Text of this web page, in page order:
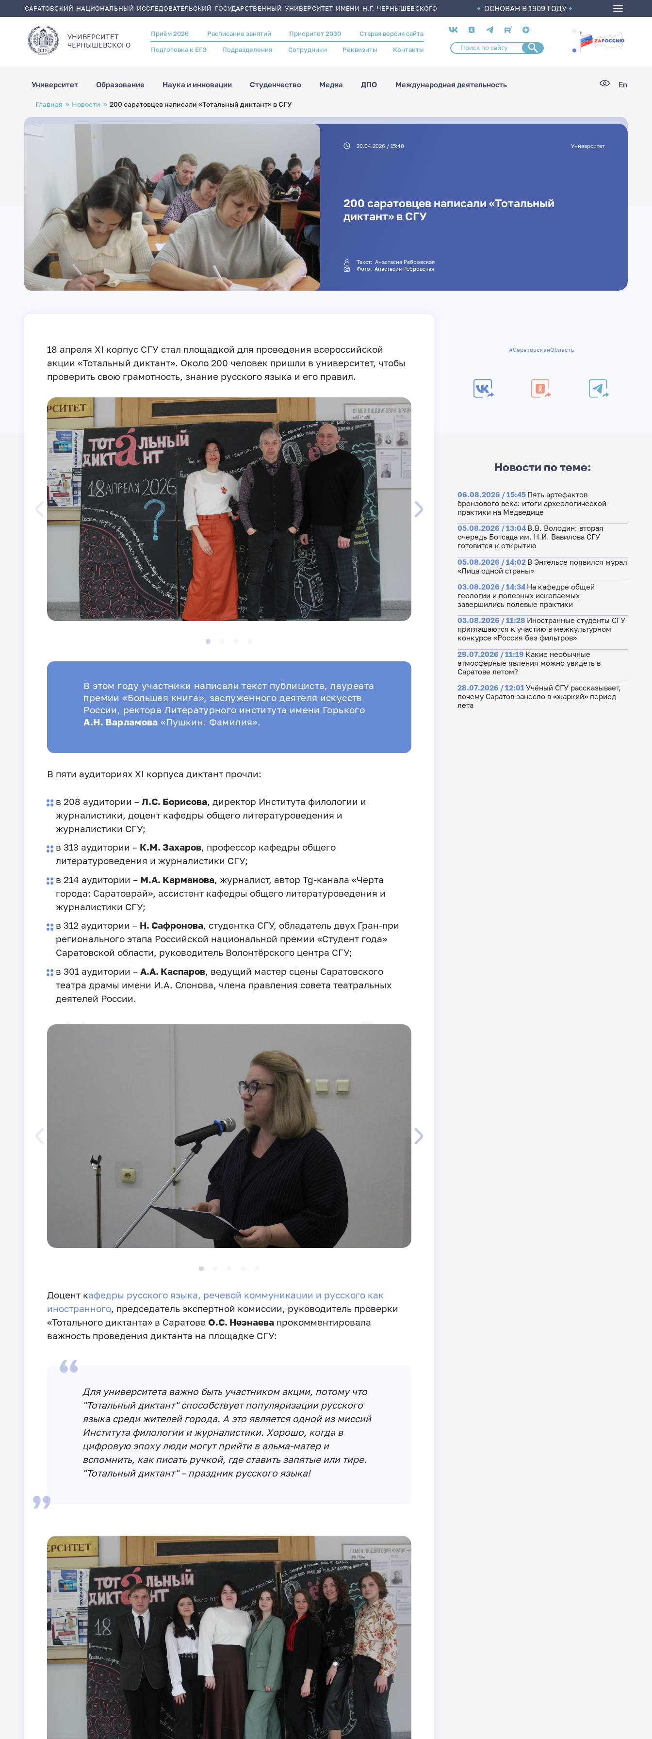
содержанию
САРАТОВСКИЙ НАЦИОНАЛЬНЫЙ ИССЛЕДОВАТЕЛЬСКИЙ ГОСУДАРСТВЕННЫЙ УНИВЕРСИТЕТ ИМЕНИ Н.Г. ЧЕРНЫШЕВСКОГО ОСНОВАН В 1909 ГОДУ
УНИВЕРСИТЕТ
ЧЕРНЫШЕВСКОГO
Header
menu
Приём 2026 Расписание занятий Приоритет 2030 Старая версия сайта
Подготовка к ЕГЭ Подразделения Сотрудники Реквизиты Контакты
Социальные
сети
Университет Образование Наука и инновации Студенчество Медиа ДПО Международная деятельность En
Строка
навигации
Главная Новости 200 саратовцев написали «Тотальный диктант» в СГУ
20.04.2026 / 15:40 Университет
200 саратовцев написали «Тотальный
диктант» в СГУ
Текст:Анастасия Ребровская
Фото:Анастасия Ребровская
18 апреля XI корпус СГУ стал площадкой для проведения всероссийской
акции «Тотальный диктант». Около 200 человек пришли в университет, чтобы
проверить свою грамотность, знание русского языка и его правил.
В этом году участники написали текст публициста, лауреата
премии «Большая книга», заслуженного деятеля искусств
России, ректора Литературного института имени Горького
А.Н. Варламова «Пушкин. Фамилия».
В пяти аудиториях XI корпуса диктант прочли:
в 208 аудитории –Л.С. Борисова , директор Института филологии и
журналистики, доцент кафедры общего литературоведения и
журналистики СГУ;
в 313 аудитории – К.М. Захаров, профессор кафедры общего
литературоведения и журналистики СГУ;
в 214 аудитории – М.А. Карманова, журналист, автор Tg-канала «Черта
города: Саратоврай», ассистент кафедры общего литературоведения и
журналистики СГУ;
в 312 аудитории – Н. Сафронова, студентка СГУ, обладатель двух Гран-при
регионального этапа Российской национальной премии «Студент года»
Саратовской области, руководитель Волонтёрского центра СГУ;
в 301 аудитории –А.А. Каспаров, ведущий мастер сцены Саратовского
театра драмы имени И.А. Слонова, члена правления совета театральных
деятелей России.
Доцент кафедры русского языка, речевой коммуникации и русского как
иностранного, председатель экспертной комиссии, руководитель проверки
«Тотального диктанта» в Саратове О.С. Незнаевапрокомментировала
важность проведения диктанта на площадке СГУ:
Для университета важно быть участником акции, потому что
"Тотальный диктант" способствует популяризации русского
языка среди жителей города. А это является одной из миссий
Института филологии и журналистики. Хорошо, когда в
цифровую эпоху люди могут прийти в альма-матер и
вспомнить, как писать ручкой, где ставить запятые или тире.
"Тотальный диктант" – праздник русского языка!
#СаратовскаяОбласть
Новости по теме:
06.08.2026 / 15:45 Пять артефактов
бронзового века: итоги археологической
практики на Медведице
05.08.2026 / 13:04 В.В. Володин: вторая
очередь Ботсада им. Н.И. Вавилова СГУ
готовится к открытию
05.08.2026 / 14:02 В Энгельсе появился мурал
«Лица одной страны»
03.08.2026 / 14:34 На кафедре общей
геологии и полезных ископаемых
завершились полевые практики
03.08.2026 / 11:28 Иностранные студенты СГУ
приглашаются к участию в межкультурном
конкурсе «Россия без фильтров»
29.07.2026 / 11:19 Какие необычные
атмосферные явления можно увидеть в
Саратове летом?
28.07.2026 / 12:01Учёный СГУ рассказывает,
почему Саратов занесло в «жаркий» период
лета